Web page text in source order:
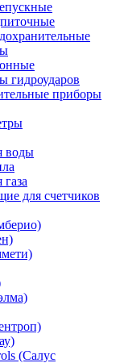
гидроударов
приборы
воды
для счетчиков
(Салус